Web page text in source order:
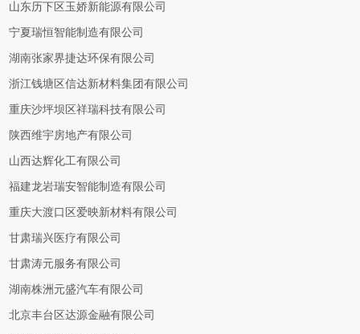
山东历下区玉娇新能源有限公司
宁夏瑞恒智能制造有限公司
湖南张家界捷达环保有限公司
浙江钱塘区信达新材料集团有限公司
重庆沙坪坝区祥瑞科技有限公司
陕西维宇房地产有限公司
山西达辉化工有限公司
福建龙岩瑞安智能制造有限公司
重庆大渡口区爱映新材料有限公司
甘肃瑞兴医疗有限公司
甘肃涛元服务有限公司
湖南株洲元盛汽车有限公司
北京丰台区达源金融有限公司